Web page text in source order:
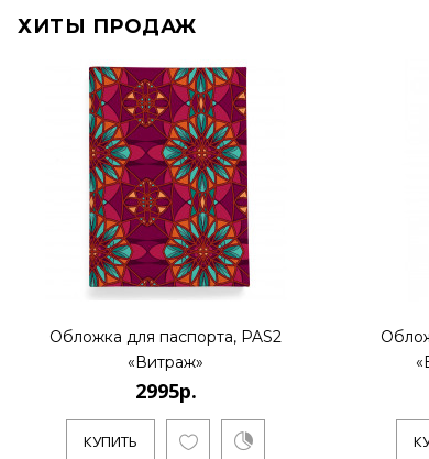
ХИТЫ ПРОДАЖ
Обложка для паспорта, PAS2
«Витраж»
2995р.
КУПИТЬ